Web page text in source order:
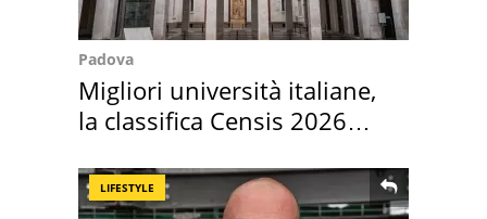
Padova
Migliori università italiane,
la classifica Censis 2026
LIFESTYLE